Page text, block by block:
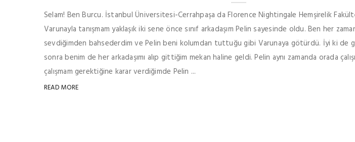
Selam! Ben Burcu. İstanbul Üniversitesi-Cerrahpaşa da Florence Nightingale Hemşirelik
Varunayla tanışmam yaklaşık iki sene önce sınıf arkadaşım Pelin sayesinde oldu. Ben her
sevdiğimden bahsederdim ve Pelin beni kolumdan tuttuğu gibi Varunaya götürdü. İyi ki de
sonra benim de her arkadaşımı alıp gittiğim mekan haline geldi. Pelin aynı zamanda orada
çalışmam gerektiğine karar verdiğimde Pelin ...
READ MORE